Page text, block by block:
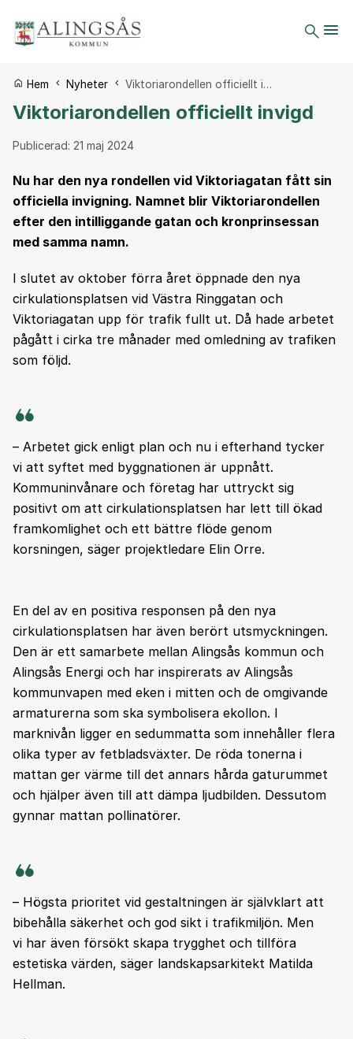
Du är här:
Hem Nyheter Viktoriarondellen officiellt i…
Viktoriarondellen officiellt invigd
Publicerad: 21 maj 2024
Nu har den nya rondellen vid Viktoriagatan fått sin
officiella invigning. Namnet blir Viktoriarondellen
efter den intilliggande gatan och kronprinsessan
med samma namn.
I slutet av oktober förra året öppnade den nya
cirkulationsplatsen vid Västra Ringgatan och
Viktoriagatan upp för trafik fullt ut. Då hade arbetet
pågått i cirka tre månader med omledning av trafiken
som följd.
– Arbetet gick enligt plan och nu i efterhand tycker
vi att syftet med byggnationen är uppnått.
Kommuninvånare och företag har uttryckt sig
positivt om att cirkulationsplatsen har lett till ökad
framkomlighet och ett bättre flöde genom
korsningen, säger projektledare Elin Orre.
En del av en positiva responsen på den nya
cirkulationsplatsen har även berört utsmyckningen.
Den är ett samarbete mellan Alingsås kommun och
Alingsås Energi och har inspirerats av Alingsås
kommunvapen med eken i mitten och de omgivande
armaturerna som ska symbolisera ekollon. I
marknivån ligger en sedummatta som innehåller flera
olika typer av fetbladsväxter. De röda tonerna i
mattan ger värme till det annars hårda gaturummet
och hjälper även till att dämpa ljudbilden. Dessutom
gynnar mattan pollinatörer.
– Högsta prioritet vid gestaltningen är självklart att
bibehålla säkerhet och god sikt i trafikmiljön. Men
vi har även försökt skapa trygghet och tillföra
estetiska värden, säger landskapsarkitekt Matilda
Hellman.